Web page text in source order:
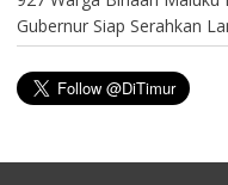
Gubernur Siap Serahkan